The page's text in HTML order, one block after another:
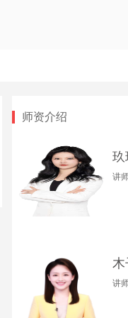
师资介绍
玖
讲
木
讲